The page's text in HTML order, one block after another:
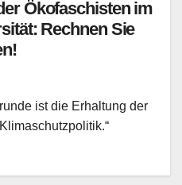
Ökofaschisten im
Rechnen Sie
ist die Erhaltung der